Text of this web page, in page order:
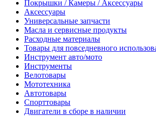
Покрышки / Камеры / Аксессуары
Аксессуары
Универсальные запчасти
Масла и сервисные продукты
Расходные материалы
Товары для повседневного
Инструмент авто/мото
Инструменты
Велотовары
Мототехника
Автотовары
Спорттовары
Двигатели в сборе в наличии